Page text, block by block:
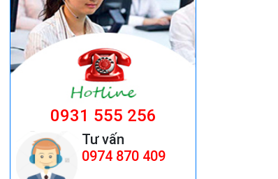
Bộ điều khiển nguồn
Fotek TSC-340
Giá: Liên hệ
0931 555 256
Tư vấn
0974 870 409